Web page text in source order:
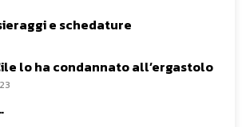
e schedature
lo ha condannato all’ergastolo